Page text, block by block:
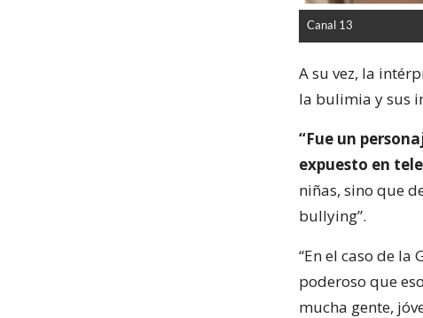
Canal 13
A su vez, la
la bulimia y sus
“Fue un
expuesto en
niñas, sino que
bullying”.
“En el caso de la
poderoso que
mucha gente,